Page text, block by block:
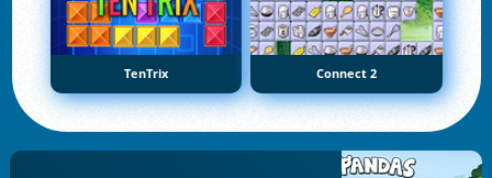
TenTrix Connect 2